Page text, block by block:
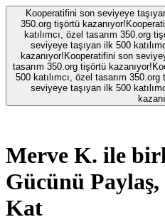
Kooperatifini son seviyeye
350.org tişörtü kazanıyor!
katılımcı, özel tasarım 350.org
seviyeye taşıyan ilk 500
kazanıyor! Kooperatifini son
tasarım 350.org tişörtü kazanıyor!
500 katılımcı, özel tasarım 350.org
seviyeye taşıyan ilk 500
Merve K. ile
Gücünü Paylaş,
Kat